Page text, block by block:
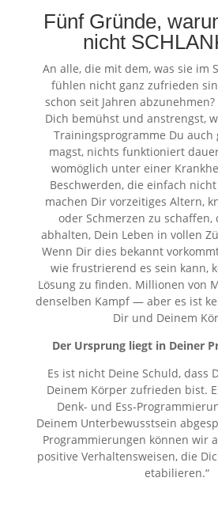
Fünf Gründe,
nicht
An alle, die mit dem, was sie im
fühlen nicht ganz zufrieden
schon seit Jahren
Dich bemühst und anstrengst,
Trainingsprogramme Du auch
magst, nichts funktioniert
womöglich unter einer
Beschwerden, die einfach
machen Dir vorzeitiges Altern,
oder Schmerzen zu schaffen,
abhalten, Dein Leben in vollen
Wenn Dir dies bekannt
wie frustrierend es sein kann,
Lösung zu finden. Millionen von
denselben Kampf — aber es ist
Dir und Deinem
Der Ursprung liegt in Deiner
Es ist nicht Deine Schuld, dass
Deinem Körper zufrieden bist.
Denk- und Ess-
Deinem Unterbewusstsein
Programmierungen können wir
positive Verhaltensweisen, die
etabilieren.“